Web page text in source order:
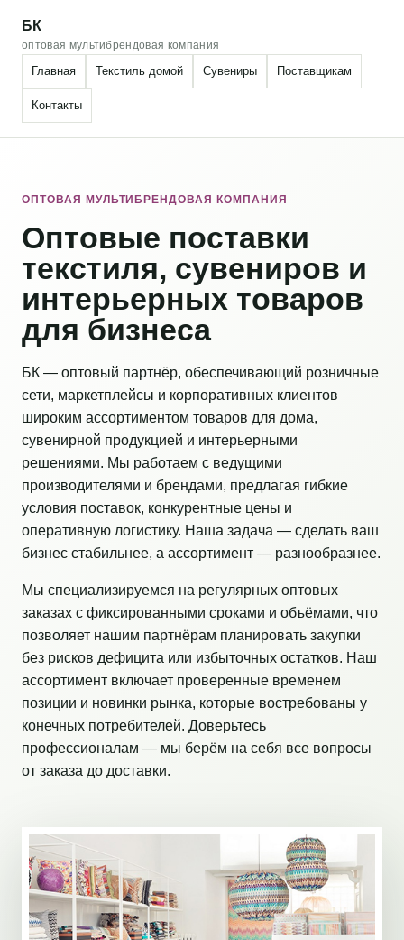
БК
оптовая мультибрендовая компания
Главная Текстиль домой Сувениры Поставщикам
Контакты
ОПТОВАЯ МУЛЬТИБРЕНДОВАЯ КОМПАНИЯ
Оптовые поставки
текстиля, сувениров и
интерьерных товаров
для бизнеса
БК — оптовый партнёр, обеспечивающий розничные
сети, маркетплейсы и корпоративных клиентов
широким ассортиментом товаров для дома,
сувенирной продукцией и интерьерными
решениями. Мы работаем с ведущими
производителями и брендами, предлагая гибкие
условия поставок, конкурентные цены и
оперативную логистику. Наша задача — сделать ваш
бизнес стабильнее, а ассортимент — разнообразнее.
Мы специализируемся на регулярных оптовых
заказах с фиксированными сроками и объёмами, что
позволяет нашим партнёрам планировать закупки
без рисков дефицита или избыточных остатков. Наш
ассортимент включает проверенные временем
позиции и новинки рынка, которые востребованы у
конечных потребителей. Доверьтесь
профессионалам — мы берём на себя все вопросы
от заказа до доставки.